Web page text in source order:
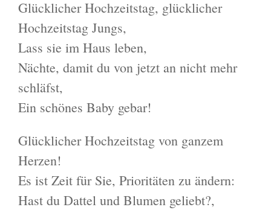
Glücklicher Hochzeitstag, glücklicher
Hochzeitstag Jungs,
Lass sie im Haus leben,
Nächte, damit du von jetzt an nicht mehr
schläfst,
Ein schönes Baby gebar!
Glücklicher Hochzeitstag von ganzem
Herzen!
Es ist Zeit für Sie, Prioritäten zu ändern:
Hast du Dattel und Blumen geliebt?,